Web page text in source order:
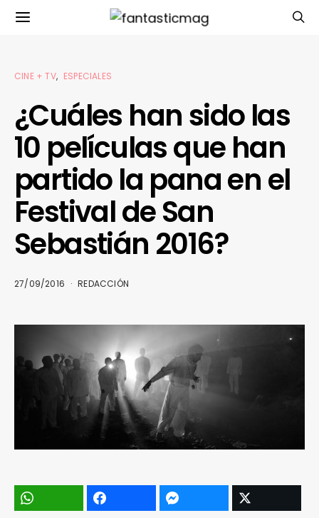
CINE + TV ESPECIALES
¿Cuáles han sido las
10 películas que han
partido la pana en el
Festival de San
Sebastián 2016?
27/09/2016 REDACCIÓN